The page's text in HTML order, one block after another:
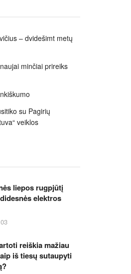
– dvidešimt metų
minčiai prireiks
su Pagirių
veiklos
liepos rugpjūtį
elektros
reiškia mažiau
iš tiesų sutaupyti